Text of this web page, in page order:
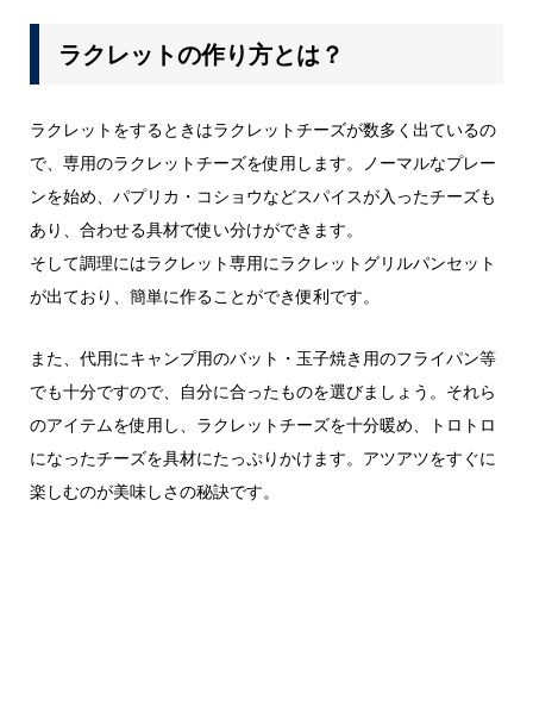
ラクレットの作り方とは？
ラクレットをするときはラクレットチーズが数多く出ているの
で、専用のラクレットチーズを使用します。ノーマルなプレー
ンを始め、パプリカ・コショウなどスパイスが入ったチーズも
あり、合わせる具材で使い分けができます。
そして調理にはラクレット専用にラクレットグリルパンセット
が出ており、簡単に作ることができ便利です。
また、代用にキャンプ用のバット・玉子焼き用のフライパン等
でも十分ですので、自分に合ったものを選びましょう。それら
のアイテムを使用し、ラクレットチーズを十分暖め、トロトロ
になったチーズを具材にたっぷりかけます。アツアツをすぐに
楽しむのが美味しさの秘訣です。